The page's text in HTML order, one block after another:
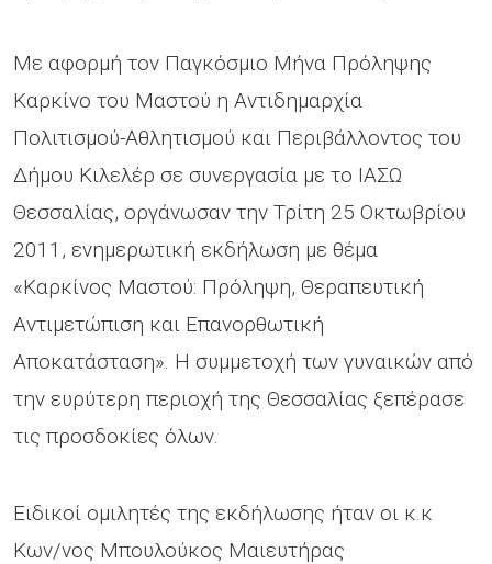
Με αφορμή τον Παγκόσμιο Μήνα Πρόληψης
Καρκίνο του Μαστού η Αντιδημαρχία
Πολιτισμού-Αθλητισμού και Περιβάλλοντος του
Δήμου Κιλελέρ σε συνεργασία με το ΙΑΣΩ
Θεσσαλίας, οργάνωσαν την Τρίτη 25 Οκτωβρίου
2011, ενημερωτική εκδήλωση με θέμα
«Καρκίνος Μαστού: Πρόληψη, Θεραπευτική
Αντιμετώπιση και Επανορθωτική
Αποκατάσταση». Η συμμετοχή των γυναικών από
την ευρύτερη περιοχή της Θεσσαλίας ξεπέρασε
τις προσδοκίες όλων.
Ειδικοί ομιλητές της εκδήλωσης ήταν οι κ.κ
Κων/νος Μπουλούκος Μαιευτήρας